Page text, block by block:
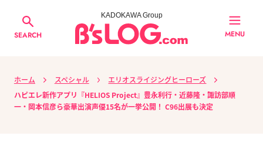
SEARCH
KADOKAWA Group
MENU
ホーム スペシャル
エリオスライジングヒーローズ
ハピエレ新作アプリ『HELIOS Project』豊永利行・近藤隆・諏訪部順
一・岡本信彦ら豪華出演声優15名が一挙公開！ C96出展も決定